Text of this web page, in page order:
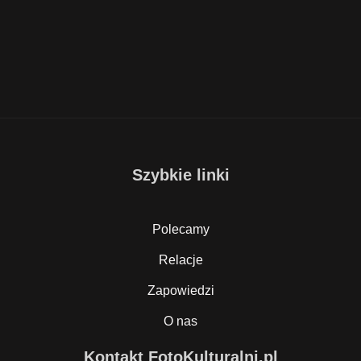
Szybkie linki
Polecamy
Relacje
Zapowiedzi
O nas
Kontakt FotoKulturalni.pl